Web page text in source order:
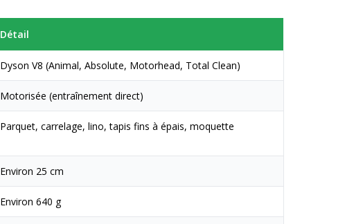
Détail
Dyson V8 (Animal, Absolute, Motorhead, Total Clean)
Motorisée (entraînement direct)
Parquet, carrelage, lino, tapis fins à épais, moquette
Environ 25 cm
Environ 640 g